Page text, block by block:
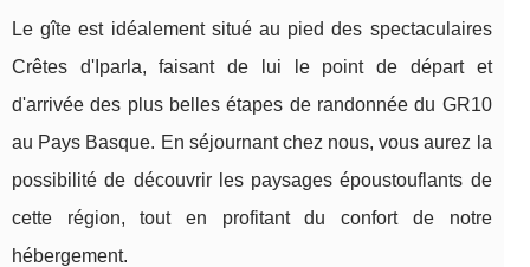
Le gîte est idéalement situé au pied des spectaculaires
Crêtes d'Iparla, faisant de lui le point de départ et
d'arrivée des plus belles étapes de randonnée du GR10
au Pays Basque. En séjournant chez nous, vous aurez la
possibilité de découvrir les paysages époustouflants de
cette région, tout en profitant du confort de notre
hébergement.